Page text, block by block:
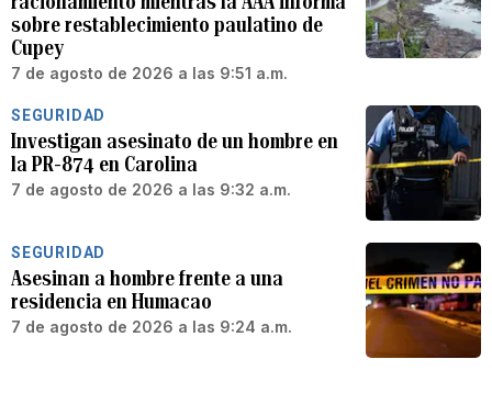
sobre restablecimiento paulatino de
Cupey
7 de agosto de 2026 a las 9:51 a.m.
SEGURIDAD
Investigan asesinato de un hombre en
la PR-874 en Carolina
7 de agosto de 2026 a las 9:32 a.m.
SEGURIDAD
Asesinan a hombre frente a una
residencia en Humacao
7 de agosto de 2026 a las 9:24 a.m.